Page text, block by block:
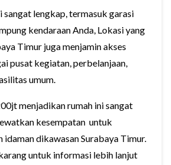
sangat lengkap, termasuk garasi
kendaraan Anda, Lokasi yang
Timur juga menjamin akses
pusat kegiatan, perbelanjaan,
umum.
menjadikan rumah ini sangat
kesempatan untuk
idaman dikawasan Surabaya Timur.
untuk informasi lebih lanjut